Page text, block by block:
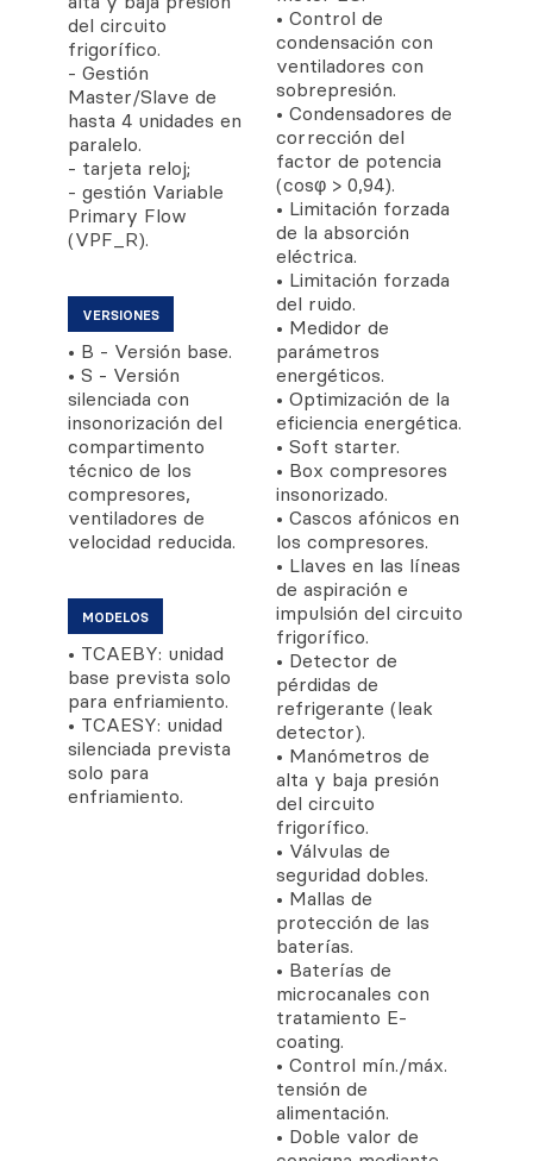
del circuito
frigorífico.
- Gestión
Master/Slave de
hasta 4 unidades en
paralelo.
- tarjeta reloj;
- gestión Variable
Primary Flow
(VPF_R).
VERSIONES
• B - Versión base.
• S - Versión
silenciada con
insonorización del
compartimento
técnico de los
compresores,
ventiladores de
velocidad reducida.
MODELOS
• TCAEBY: unidad
base prevista solo
para enfriamiento.
• TCAESY: unidad
silenciada prevista
solo para
enfriamiento.
• Control de
condensación con
ventiladores con
sobrepresión.
• Condensadores de
corrección del
factor de potencia
(cosφ > 0,94).
• Limitación forzada
de la absorción
eléctrica.
• Limitación forzada
del ruido.
• Medidor de
parámetros
energéticos.
• Optimización de la
eficiencia energética.
• Soft starter.
• Box compresores
insonorizado.
• Cascos afónicos en
los compresores.
• Llaves en las líneas
de aspiración e
impulsión del circuito
frigorífico.
• Detector de
pérdidas de
refrigerante (leak
detector).
• Manómetros de
alta y baja presión
del circuito
frigorífico.
• Válvulas de
seguridad dobles.
• Mallas de
protección de las
baterías.
• Baterías de
microcanales con
tratamiento E-
coating.
• Control mín./máx.
tensión de
alimentación.
• Doble valor de